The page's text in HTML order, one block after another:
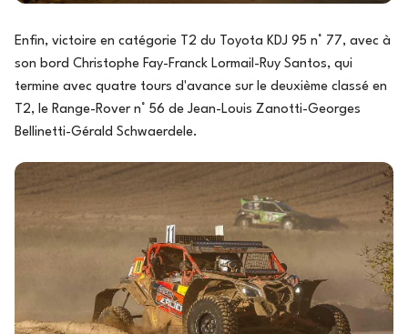
Enfin, victoire en catégorie T2 du Toyota KDJ 95 n° 77, avec à
son bord Christophe Fay-Franck Lormail-Ruy Santos, qui
termine avec quatre tours d'avance sur le deuxième classé en
T2, le Range-Rover n° 56 de Jean-Louis Zanotti-Georges
Bellinetti-Gérald Schwaerdele.